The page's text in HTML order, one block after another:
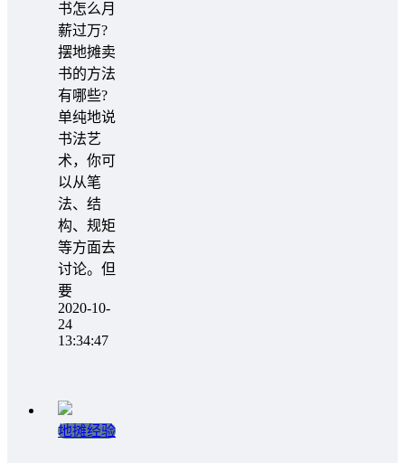
书怎么月
薪过万?
摆地摊卖
书的方法
有哪些?
单纯地说
书法艺
术，你可
以从笔
法、结
构、规矩
等方面去
讨论。但
要
2020-10-
24
13:34:47
地摊经验